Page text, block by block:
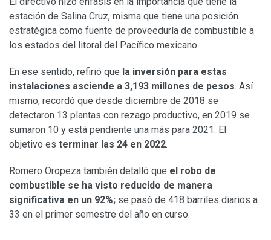
estación de Salina Cruz, misma que tiene una posición
estratégica como fuente de proveeduría de combustible a
los estados del litoral del Pacífico mexicano.
En ese sentido, refirió que la inversión para estas
instalaciones asciende a 3,193 millones de pesos. Así
mismo, recordó que desde diciembre de 2018 se
detectaron 13 plantas con rezago productivo, en 2019 se
sumaron 10 y está pendiente una más para 2021. El
objetivo es terminar las 24 en 2022.
Romero Oropeza también detalló que el robo de
combustible se ha visto reducido de manera
significativa en un 92%; se pasó de 418 barriles diarios a
33 en el primer semestre del año en curso.